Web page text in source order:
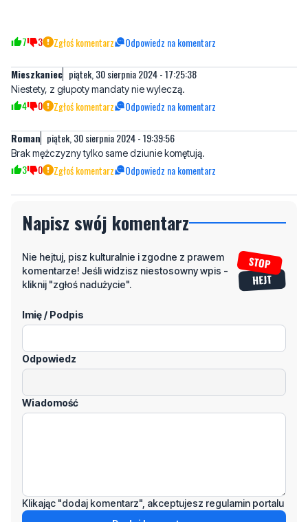
7 3 Zgłoś komentarz Odpowiedz na komentarz
Mieszkaniec piątek, 30 sierpnia 2024 - 17:25:38
Niestety, z głupoty mandaty nie wyleczą.
4 0 Zgłoś komentarz Odpowiedz na komentarz
Roman piątek, 30 sierpnia 2024 - 19:39:56
Brak mężczyzny tylko same dziunie komętują.
3 0 Zgłoś komentarz Odpowiedz na komentarz
Napisz swój komentarz
Nie hejtuj, pisz kulturalnie i zgodne z prawem
komentarze! Jeśli widzisz niestosowny wpis -
kliknij "zgłoś nadużycie".
Imię / Podpis
Odpowiedz
Wiadomość
Klikając "dodaj komentarz", akceptujesz regulamin portalu